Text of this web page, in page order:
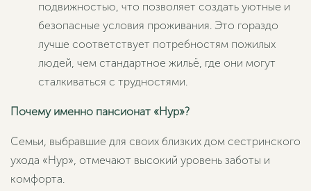
подвижностью, что позволяет создать уютные и
безопасные условия проживания. Это гораздо
лучше соответствует потребностям пожилых
людей, чем стандартное жильё, где они могут
сталкиваться с трудностями.
Почему именно пансионат «Нур»?
Семьи, выбравшие для своих близких дом сестринского
ухода «Нур», отмечают высокий уровень заботы и
комфорта.